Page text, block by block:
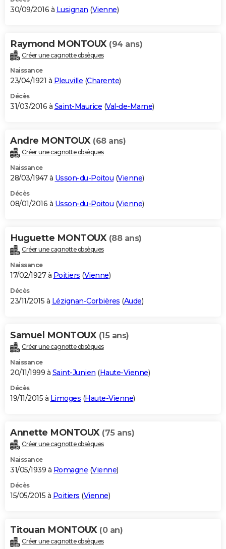
30/09/2016 à Lusignan (Vienne)
Raymond MONTOUX (94 ans)
Créer une cagnotte obsèques
Naissance
23/04/1921 à Pleuville (Charente)
Décès
31/03/2016 à Saint-Maurice (Val-de-Marne)
Andre MONTOUX (68 ans)
Créer une cagnotte obsèques
Naissance
28/03/1947 à Usson-du-Poitou (Vienne)
Décès
08/01/2016 à Usson-du-Poitou (Vienne)
Huguette MONTOUX (88 ans)
Créer une cagnotte obsèques
Naissance
17/02/1927 à Poitiers (Vienne)
Décès
23/11/2015 à Lézignan-Corbières (Aude)
Samuel MONTOUX (15 ans)
Créer une cagnotte obsèques
Naissance
20/11/1999 à Saint-Junien (Haute-Vienne)
Décès
19/11/2015 à Limoges (Haute-Vienne)
Annette MONTOUX (75 ans)
Créer une cagnotte obsèques
Naissance
31/05/1939 à Romagne (Vienne)
Décès
15/05/2015 à Poitiers (Vienne)
Titouan MONTOUX (0 an)
Créer une cagnotte obsèques